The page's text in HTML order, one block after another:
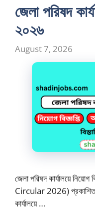
জেলা পরিষদ
২০২৬
August 7, 2026
জেলা পরিষদ কার্যালয়ে
Circular 2026) প্রকাশিত
কার্যালয়ে …